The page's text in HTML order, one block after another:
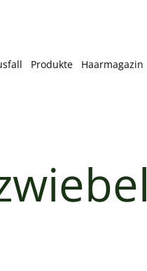
Produkte Haarmagazin